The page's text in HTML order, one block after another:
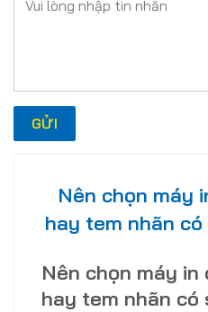
Nên chọn máy
hay tem nhãn
Nên chọn máy
hay tem nhãn có